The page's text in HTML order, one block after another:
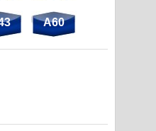
A60
| Staumelder A443